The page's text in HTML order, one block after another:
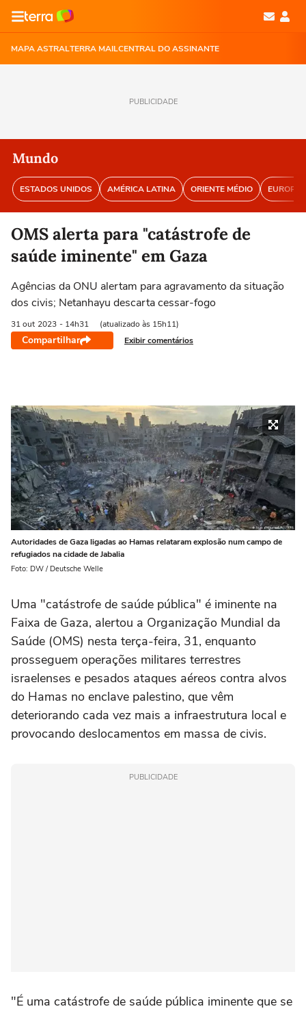
MAPA ASTRALTERRA MAILCENTRAL DO ASSINANTE
PUBLICIDADE
Mundo
ESTADOS UNIDOS AMÉRICA LATINA ORIENTE MÉDIO EUROPA
OMS alerta para "catástrofe de
saúde iminente" em Gaza
Agências da ONU alertam para agravamento da situação
dos civis; Netanhayu descarta cessar-fogo
31 out 2023 - 14h31 (atualizado às 15h11)
Compartilhar Exibir comentários
Autoridades de Gaza ligadas ao Hamas relataram explosão num campo de
refugiados na cidade de Jabalia
Foto: DW / Deutsche Welle
Uma "catástrofe de saúde pública" é iminente na
Faixa de Gaza, alertou a Organização Mundial da
Saúde (OMS) nesta terça-feira, 31, enquanto
prosseguem operações militares terrestres
israelenses e pesados ataques aéreos contra alvos
do Hamas no enclave palestino, que vêm
deteriorando cada vez mais a infraestrutura local e
provocando deslocamentos em massa de civis.
PUBLICIDADE
"É uma catástrofe de saúde pública iminente que se